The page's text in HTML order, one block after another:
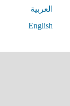
العربية
English